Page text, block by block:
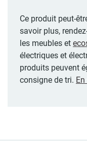
Ce produit peut-
savoir plus,
les meubles et
électriques et
produits peuvent
consigne de tri.